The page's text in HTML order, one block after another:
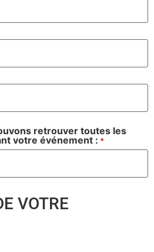
retrouver toutes les
votre événement : *
VOTRE